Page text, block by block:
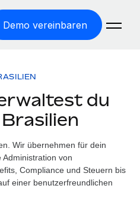
Demo vereinbaren
Kosten für Niederlassungen
bei der Einstellung
berechnen
du
Wir übernehmen für dein
Administration von
Compliance und Steuern bis
einer benutzerfreundlichen